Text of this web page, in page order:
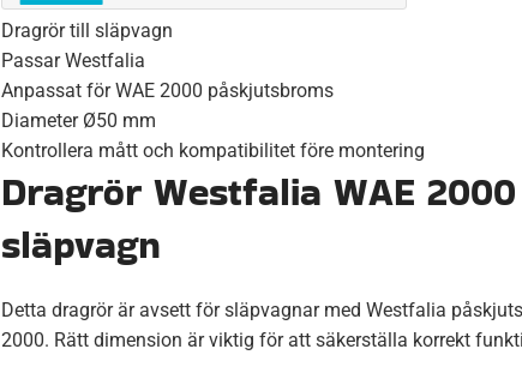
Dragrör till släpvagn
Passar Westfalia
Anpassat för WAE 2000 påskjutsbroms
Diameter Ø50 mm
Kontrollera mått och kompatibilitet före montering
Dragrör Westfalia WAE
släpvagn
Detta dragrör är avsett för släpvagnar med Westfalia
2000. Rätt dimension är viktig för att säkerställa korrekt